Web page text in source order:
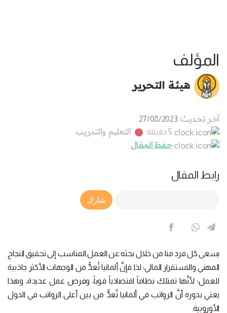
المؤلف
هيئة التحرير
آخر تحديث: 27/08/2023
5 دقيقة
التعليم والتدريب
حفظ المقال
رابط المقال
Article Link
شارك
يسعى كل فرد منا من خلال بحثه عن العمل المناسب إلى تحقيق النجاح
المهني والاستقرار المالي؛ لذا فإنَّ ألمانيا تُعدُّ من الوجهات الأكثر جاذبية
للعمل؛ لأنَّها تمتلك نظاماً اقتصادياً قوياً، وفرص عمل عديدة، وهذا
يعني بدوره أنَّ الرواتب في ألمانيا تُعدُّ من بين أعلى الرواتب في الدول
الأوروبية.